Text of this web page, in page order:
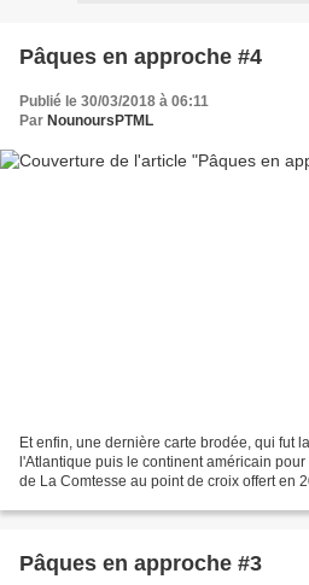
Pâques en approche #4
Publié le 30/03/2018 à 06:11
Par NounoursPTML
Et enfin, une dernière carte brodée, qui fut
l'Atlantique puis le continent américain
de La Comtesse au point de croix offert en
Pâques en approche #3